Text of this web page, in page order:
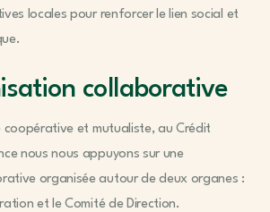
locales pour renforcer le lien social et
collaborative
coopérative et mutualiste, au Crédit
nous nous appuyons sur une
organisée autour de deux organes :
et le Comité de Direction.